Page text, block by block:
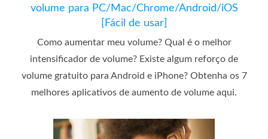
volume para PC/Mac/Chrome/Android/iOS
[Fácil de usar]
Como aumentar meu volume? Qual é o melhor
intensificador de volume? Existe algum reforço de
volume gratuito para Android e iPhone? Obtenha os 7
melhores aplicativos de aumento de volume aqui.